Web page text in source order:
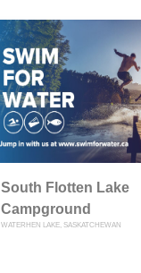
South Flotten Lake
Campground
WATERHEN LAKE, SASKATCHEWAN